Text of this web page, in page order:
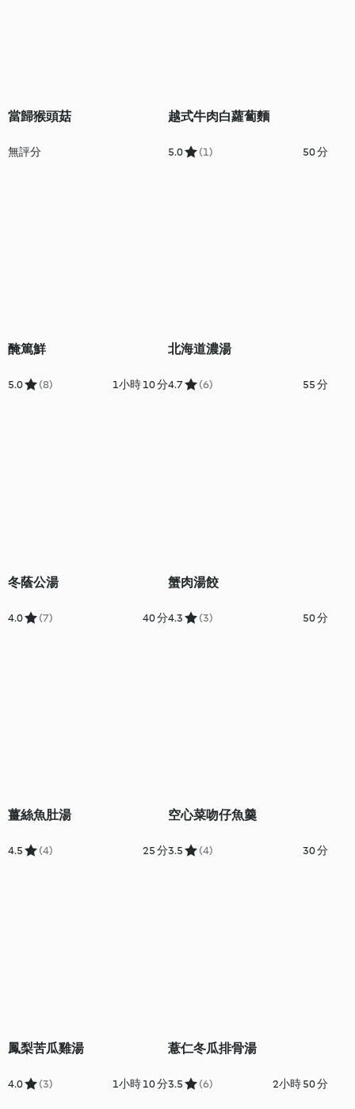
當歸猴頭菇
無評分
越式牛肉白蘿蔔麵
5.0 (1) 50 分
醃篤鮮
5.0 (8) 1小時 10 分
北海道濃湯
4.7 (6) 55 分
冬蔭公湯
4.0 (7) 40 分
蟹肉湯餃
4.3 (3) 50 分
薑絲魚肚湯
4.5 (4) 25 分
空心菜吻仔魚羹
3.5 (4) 30 分
鳳梨苦瓜雞湯
4.0 (3) 1小時 10 分
薏仁冬瓜排骨湯
3.5 (6) 2小時 50 分